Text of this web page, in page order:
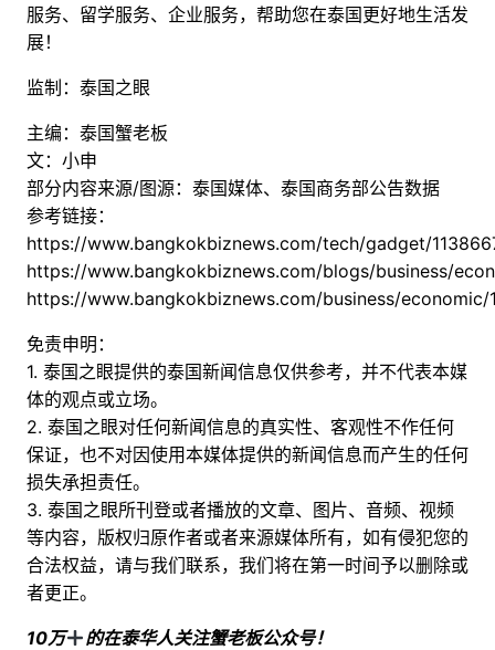
服务、留学服务、企业服务，帮助您在泰国更好地生活发
展！
监制：泰国之眼
主编：泰国蟹老板
文：小申
部分内容来源/图源：泰国媒体、泰国商务部公告数据
参考链接：
https://www.bangkokbiznews.com/tech/gadget/
https://www.bangkokbiznews.com/blogs/business/
https://www.bangkokbiznews.com/business/economic/
免责申明：
1. 泰国之眼提供的泰国新闻信息仅供参考，并不代表本媒
体的观点或立场。
2. 泰国之眼对任何新闻信息的真实性、客观性不作任何
保证，也不对因使用本媒体提供的新闻信息而产生的任何
损失承担责任。
3. 泰国之眼所刊登或者播放的文章、图片、音频、视频
等内容，版权归原作者或者来源媒体所有，如有侵犯您的
合法权益，请与我们联系，我们将在第一时间予以删除或
者更正。
10万 的在泰华人关注蟹老板公众号！